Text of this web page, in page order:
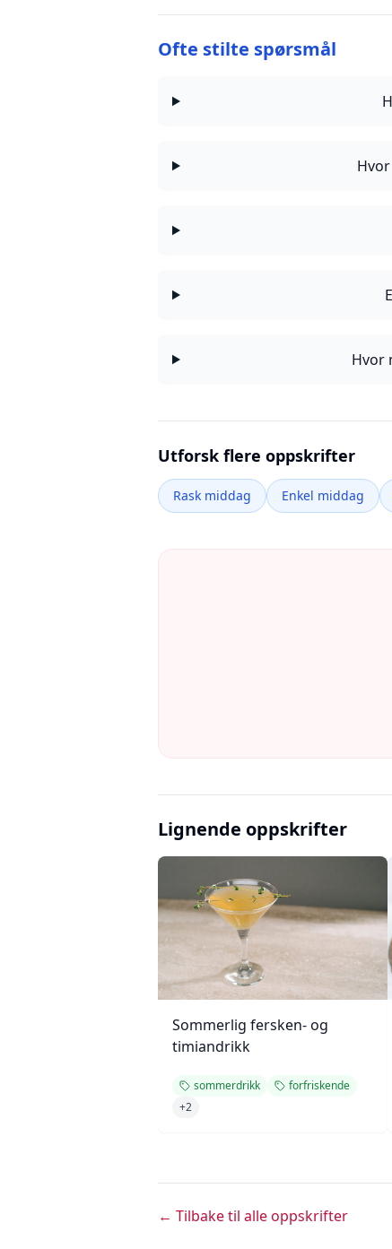
Ofte stilte spørsmål
Hvor
Utforsk flere oppskrifter
Rask middag Enkel middag
Lignende oppskrifter
Sommerlig fersken- og
timiandrikk
sommerdrikk
forfriskende
+2
← Tilbake til alle oppskrifter